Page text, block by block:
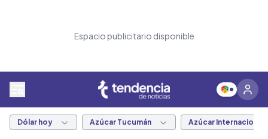
Espacio publicitario disponible
Dólar hoy Azúcar Tucumán Azúcar Internacional